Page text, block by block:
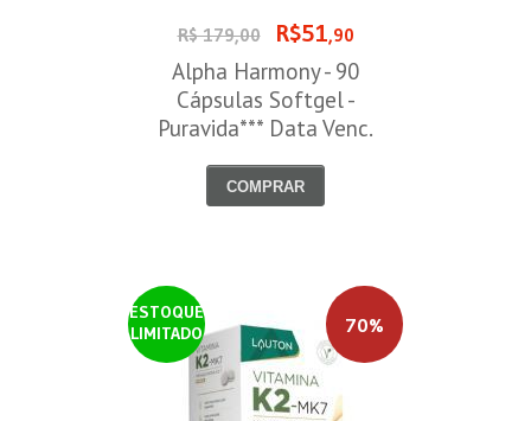
R$ 179,00 R$51,90
Alpha Harmony - 90
Cápsulas Softgel -
Puravida*** Data Venc.
COMPRAR
ESTOQUE
LIMITADO
70%